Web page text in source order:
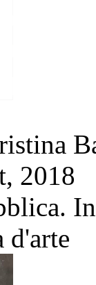
2018
d'arte